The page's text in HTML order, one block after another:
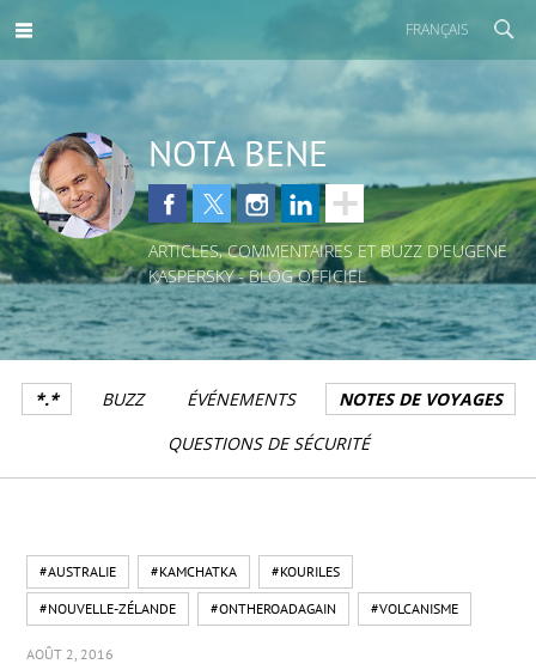
FRANÇAIS
NOTA BENE
ARTICLES, COMMENTAIRES ET BUZZ D'EUGENE
KASPERSKY - BLOG OFFICIEL
*.* BUZZ ÉVÉNEMENTS
NOTES DE VOYAGES
QUESTIONS DE SÉCURITÉ
#AUSTRALIE #KAMCHATKA #KOURILES
#NOUVELLE-ZÉLANDE #ONTHEROADAGAIN #VOLCANISME
AOÛT 2, 2016